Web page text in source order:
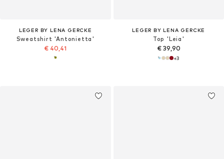
LEGER BY LENA GERCKE
Sweatshirt 'Antonietta'
€ 40,41
LEGER BY LENA GERCKE
Top 'Leia'
€ 39,90
+3